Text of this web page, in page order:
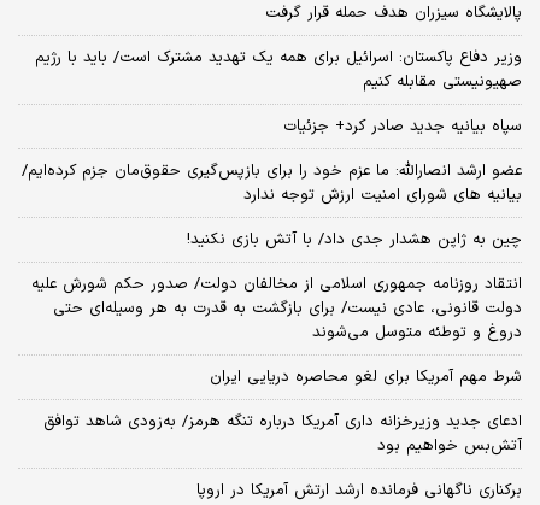
پالایشگاه سیزران هدف حمله قرار گرفت
وزیر دفاع پاکستان: اسرائیل برای همه یک تهدید مشترک است/ باید با رژیم
صهیونیستی مقابله کنیم
سپاه بیانیه جدید صادر کرد+ جزئیات
عضو ارشد انصارالله: ما عزم خود را برای بازپس‌گیری حقوق‌مان جزم کرده‌ایم/
بیانیه‌ های شورای امنیت ارزش توجه ندارد
چین به ژاپن هشدار جدی داد/ با آتش بازی نکنید!
انتقاد روزنامه جمهوری اسلامی از مخالفان دولت/ صدور حکم شورش علیه
دولت قانونی، عادی نیست/ برای بازگشت به قدرت به هر وسیله‌ای حتی
دروغ و توطئه متوسل می‌شوند
شرط مهم آمریکا برای لغو محاصره دریایی ایران
ادعای جدید وزیرخزانه داری آمریکا درباره تنگه هرمز/ به‌زودی شاهد توافق
آتش‌بس خواهیم بود
برکناری ناگهانی فرمانده ارشد ارتش آمریکا در اروپا